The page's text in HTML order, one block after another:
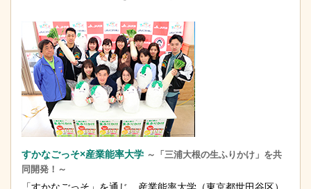
すかなごっそ×産業能率大学 ～「三浦大根の生ふりかけ」を共
同開発！～